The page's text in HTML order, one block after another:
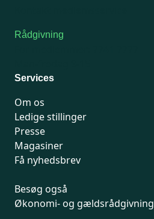
Rådgivning
Services
Om os
Ledige stillinger
Presse
Magasiner
Få nyhedsbrev
Besøg også
Økonomi- og gældsrådgivning